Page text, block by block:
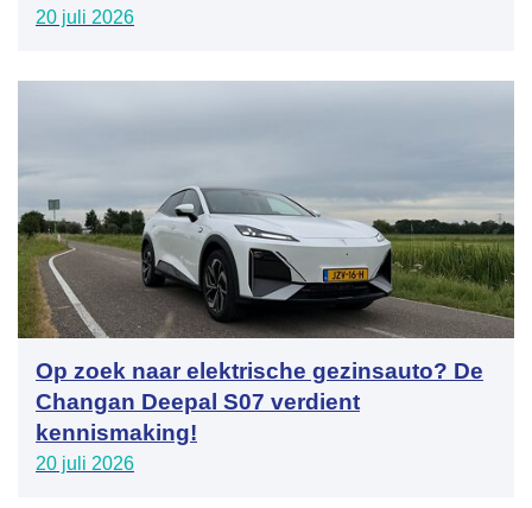
20 juli 2026
Op zoek naar elektrische gezinsauto? De
Changan Deepal S07 verdient
kennismaking!
20 juli 2026